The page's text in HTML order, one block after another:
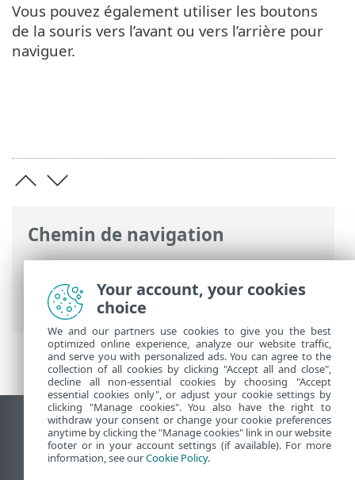
Chemin de navigation
Aide en ligne ESET>ESET Endpoint
Security >Commencer> Raccourcis
clavier
Vous pouvez également utiliser les boutons
de la souris vers l’avant ou vers l’arrière pour
naviguer.
Afficher le site des postes de travail
End of Life
Base de connaissances ESET
Your account, your cookies
choice
We and our partners use cookies to give you the best
optimized online experience, analyze our website traffic,
and serve you with personalized ads. You can agree to the
collection of all cookies by clicking "Accept all and close",
decline all non-essential cookies by choosing "Accept
essential cookies only", or adjust your cookie settings by
clicking "Manage cookies". You also have the right to
withdraw your consent or change your cookie preferences
anytime by clicking the "Manage cookies" link in our website
footer or in your account settings (if available). For more
information, see ourCookie Policy.